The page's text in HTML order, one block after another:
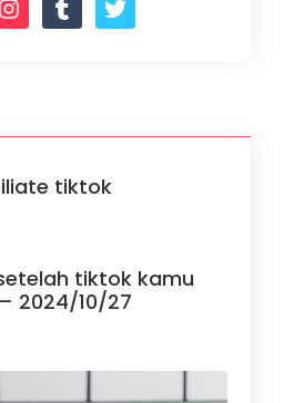
tiktok
tiktok kamu
2024/10/27